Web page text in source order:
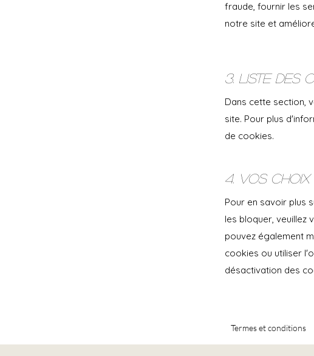
fraude, fournir les
notre site et
3. Liste des
Dans cette section,
site. Pour plus
de cookies.
4. Vos choix :
Pour en savoir plus
les bloquer, veuillez
pouvez également
cookies ou utiliser
désactivation des
Termes et conditions